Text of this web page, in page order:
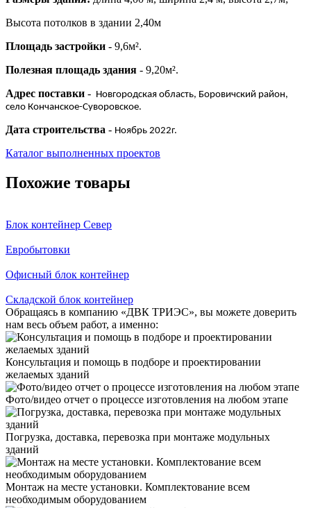
Высота потолков в здании 2,40м
Площадь застройки - 9,6м².
Полезная площадь здания - 9,20м².
Адрес поставки - Новгородская область, Боровичский район,
село Кончанское-Суворовское.
Дата строительства - Ноябрь 2022г.
Каталог выполненных проектов
Похожие товары
Блок контейнер Север
Евробытовки
Офисный блок контейнер
Складской блок контейнер
Обращаясь в компанию «ДВК ТРИЭС», вы можете доверить
нам весь объем работ, а именно:
Консультация и помощь в подборе и проектировании
желаемых зданий
Фото/видео отчет о процессе изготовления на любом этапе
Погрузка, доставка, перевозка при монтаже модульных
зданий
Монтаж на месте установки. Комплектование всем
необходимым оборудованием